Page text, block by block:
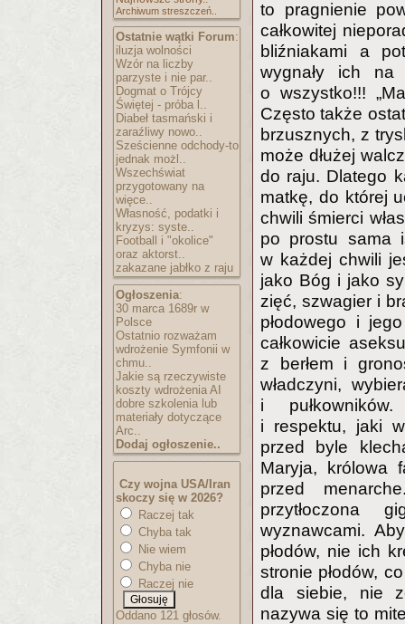
Archiwum streszczeń..
Ostatnie wątki Forum:
iluzja wolności
Wzór na liczby
parzyste i nie par..
Dogmat o Trójcy
Świętej - próba l..
Diabeł tasmański i
zaraźliwy nowo..
Sześcienne odchody-to
jednak możl..
Wszechświat
przygotowany na
więce..
Własność, podatki i
kryzys: syste..
Football i "okolice"
oraz aktorst..
zakazane jabłko z raju
Ogłoszenia:
30 marca 1689r w
Polsce
Ostatnio rozważam
wdrożenie Symfonii w
chmu..
Jakie są rzeczywiste
koszty wdrożenia AI
dobre szkolenia lub
materiały dotyczące
Arc..
Dodaj ogłoszenie..
Czy wojna USA/Iran
skoczy się w 2026?
Raczej tak
Chyba tak
Nie wiem
Chyba nie
Raczej nie
Oddano 121 głosów.
to pragnienie
całkowitej
bliźniakami a
wygnały ich
o wszystko!!!
Często także
brzusznych, z
może dłużej
do raju. Dlatego
matkę, do której
chwili śmierci
po prostu sama
w każdej chwili
jako Bóg i jako
zięć, szwagier i
płodowego i
całkowicie
z berłem i
władczyni,
i
i respektu, jaki
przed byle
Maryja, królowa
przed
przytłoczona
wyznawcami.
płodów, nie ich
stronie płodów,
dla siebie, nie
nazywa się to